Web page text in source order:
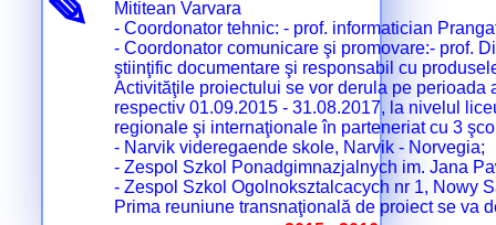
Mititean Varvara
- Coordonator tehnic: - prof. informatician
- Coordonator comunicare şi promovare:- prof.
ştiinţific documentare şi responsabil cu
Activităţile proiectului se vor derula pe
respectiv 01.09.2015 - 31.08.2017, la nivelul
regionale şi internaţionale în parteneriat cu 3
- Narvik videregaende skole, Narvik - Norvegia;
- Zespol Szkol Ponadgimnazjalnych im. Jana
- Zespol Szkol Ogolnoksztalcacych nr 1, Nowy
Prima reuniune transnaţională de proiect se va